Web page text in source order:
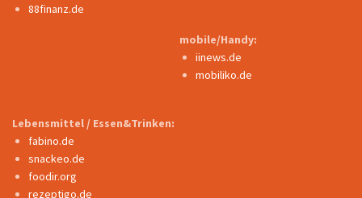
88finanz.de
mobile/Handy:
iinews.de
mobiliko.de
Lebensmittel / Essen&Trinken:
fabino.de
snackeo.de
foodir.org
rezeptigo.de